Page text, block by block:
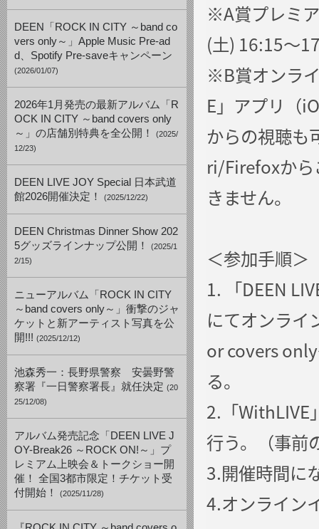
DEEN「ROCK IN CITY ～band co
vers only～」Apple Music Pre-ad
d、Spotify Pre-saveキャンペーン
(2026/01/07)
2026年1月発売の最新アルバム「R
OCK IN CITY ～band covers only
～」の店舗別特典を全公開！
(2025/
12/23)
DEEN LIVE JOY Special 日本武道
館2026開催決定！
(2025/12/22)
DEEN Christmas Dinner Show 202
5グッズラインナップ公開！
(2025/1
2/15)
ニューアルバム「ROCK IN CITY
～band covers only～」衝撃のジャ
ケットと新アーティスト写真を公
開!!! (2025/12/12)
池森秀一：長野県警察 安曇野警
察署『一日警察署長』就任決定 (20
25/12/08)
アルバム発売記念「DEEN LIVE J
OY-Break26 ～ROCK ON!～」プ
レミアム上映会＆トークショー開
催！ 全国3都市限定！チケット受
付開始！
(2025/11/28)
※A賞プレミ
(土) 16:15～
※B賞オンラ
E」アプリ（
からの視聴も
ri/Firefoxから
きません。
＜参加手順＞
1. 「DEEN
にてオンライ
or covers
る。
2.「WithLIVE
行う。（事前
3.開催時間に
4.オンライン